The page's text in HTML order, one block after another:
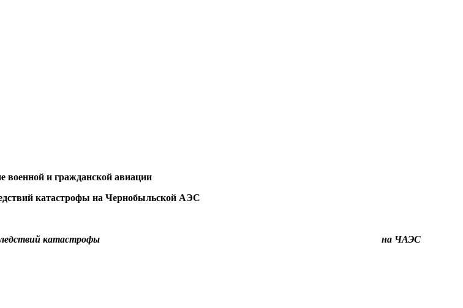
военной и гражданской авиации
катастрофы на Чернобыльской АЭС
катастрофы на ЧАЭС